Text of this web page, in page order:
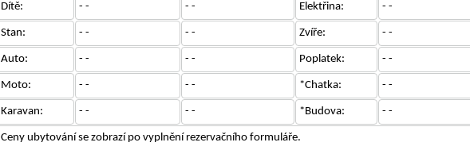
Dítě: - - - - Elektřina: - -
Stan: - - - - Zvíře: - -
Auto: - - - - Poplatek: - -
Moto: - - - - *Chatka: - -
Karavan: - - - - *Budova: - -
Ceny ubytování se zobrazí po vyplnění rezervačního formuláře.